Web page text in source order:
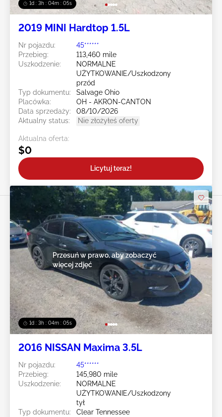
1d : 3h : 04m : 02s
2019 MINI Hardtop 1.5L
Nr pojazdu:
45******
Przebieg:
113,460 mile
Uszkodzenie:
NORMALNE
UŻYTKOWANIE/Uszkodzony
przód
Typ dokumentu:
Salvage Ohio
Placówka:
OH - AKRON-CANTON
Data sprzedaży:
08/10/2026
Aktualny status:
Nie złożyłeś oferty
Aktualna oferta:
$0
Licytuj teraz!
1d : 3h : 04m : 02s
Przesuń w prawo, aby zobaczyć
więcej zdjęć
2016 NISSAN Maxima 3.5L
Nr pojazdu:
45******
Przebieg:
145,980 mile
Uszkodzenie:
NORMALNE
UŻYTKOWANIE/Uszkodzony
tył
Typ dokumentu:
Clear Tennessee